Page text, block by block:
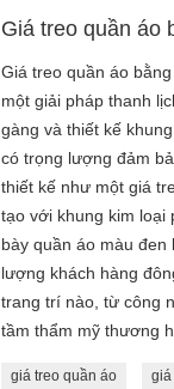
Giá treo quần áo
Giá treo quần áo
một giải pháp thanh
gàng và thiết kế
có trọng lượng đảm
thiết kế như một giá
tạo với khung kim loại
bày quần áo màu
lượng khách hàng
trang trí nào, từ công
tầm thẩm mỹ thương
giá treo quần áo giá